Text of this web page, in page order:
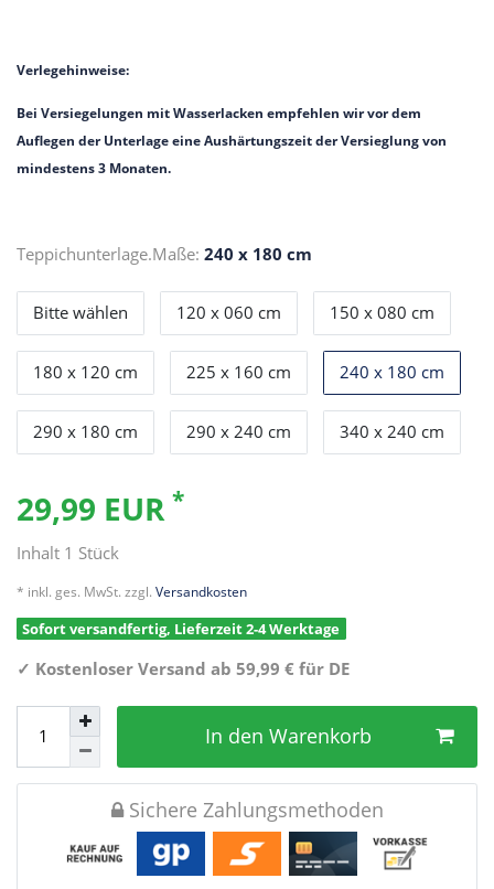
Verlegehinweise:
Bei Versiegelungen mit Wasserlacken empfehlen wir vor dem
Auflegen der Unterlage eine Aushärtungszeit der Versieglung von
mindestens 3 Monaten.
Teppichunterlage.Maße: 240 x 180 cm
Bitte wählen 120 x 060 cm 150 x 080 cm
180 x 120 cm 225 x 160 cm 240 x 180 cm
290 x 180 cm 290 x 240 cm 340 x 240 cm
29,99 EUR *
Inhalt 1 Stück
* inkl. ges. MwSt. zzgl. Versandkosten
Sofort versandfertig, Lieferzeit 2-4 Werktage
✓ Kostenloser Versand ab 59,99 € für DE
In den Warenkorb
Sichere Zahlungsmethoden